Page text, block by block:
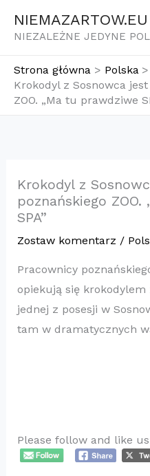
NIEMAZARTOW.EU
NIEZALEŻNE JEDYNE
Strona główna
Polska
Krokodyl z Sosnowca
ZOO. „Ma tu prawdziwe
Krokodyl z
poznańskiego
SPA”
Zostaw komentarz /
Pracownicy
opiekują się
jednej z posesji w
tam w dramatycznych
Please follow and like